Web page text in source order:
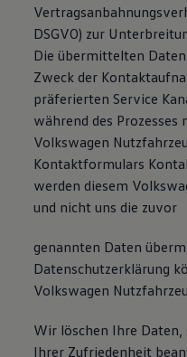
DSGVO) zur
Die übermittelten
Zweck der
präferierten Service
während des Prozesses
Volkswagen
Kontaktformulars
werden diesem
und nicht uns die zuvor
genannten Daten
Datenschutzerklärung
Volkswagen
Wir löschen Ihre
Ihrer Zufriedenheit